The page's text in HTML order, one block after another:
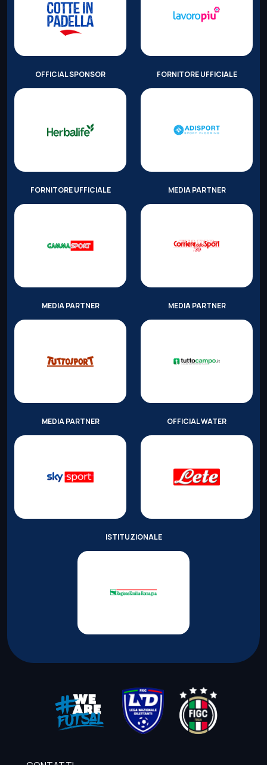
OFFICIAL SPONSOR FORNITORE UFFICIALE
FORNITORE UFFICIALE MEDIA PARTNER
MEDIA PARTNER MEDIA PARTNER
MEDIA PARTNER OFFICIAL WATER
ISTITUZIONALE